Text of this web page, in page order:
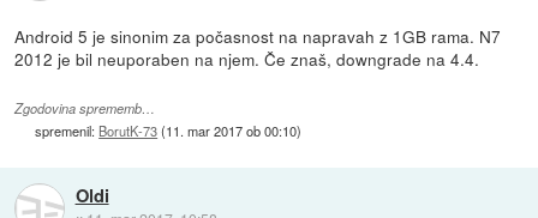
Android 5 je sinonim za počasnost na napravah z 1GB rama. N7
2012 je bil neuporaben na njem. Če znaš, downgrade na 4.4.
Zgodovina sprememb…
spremenil: BorutK-73(11. mar 2017 ob 00:10)
Oldi